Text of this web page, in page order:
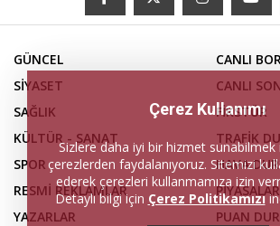
GÜNCEL
SİYASET
SAĞLIK
KÜLTÜR - SANAT
SPOR
RESMİ REKLAMLAR
YAZARLAR
CANLI
CANLI
FİKSTÜR
TRAFİK
HAVA
PİYASALAR
PUAN
Çerez Kullanımı
Sizlere daha iyi bir hizmet sunabilmek
çerezlerden faydalanıyoruz. Sitemizi
ederek çerezleri kullanmamıza izin
Detaylı bilgi için Çerez Politikamızı